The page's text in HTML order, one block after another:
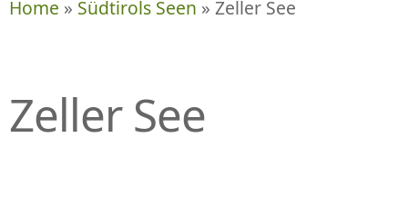
Home » Südtirols Seen » Zeller See
Zeller See